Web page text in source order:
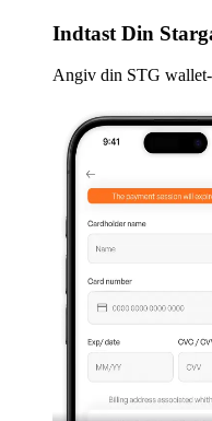
Indtast Din
Angiv din STG wallet-